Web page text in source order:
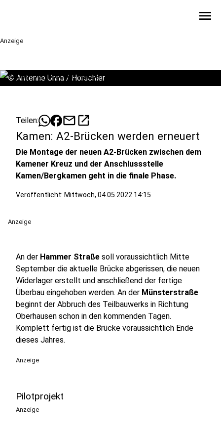
menu
Anzeige
© Antenne Unna / Horschler
Teilen: mailopen_in_new
Kamen: A2-Brücken werden erneuert
Die Montage der neuen A2-Brücken zwischen dem
Kamener Kreuz und der Anschlussstelle
Kamen/Bergkamen geht in die finale Phase.
Veröffentlicht: Mittwoch, 04.05.2022 14:15
Anzeige
An der Hammer Straße soll voraussichtlich Mitte
September die aktuelle Brücke abgerissen, die neuen
Widerlager erstellt und anschließend der fertige
Überbau eingehoben werden. An der Münsterstraße
beginnt der Abbruch des Teilbauwerks in Richtung
Oberhausen schon in den kommenden Tagen.
Komplett fertig ist die Brücke voraussichtlich Ende
dieses Jahres.
Anzeige
Pilotprojekt
Anzeige